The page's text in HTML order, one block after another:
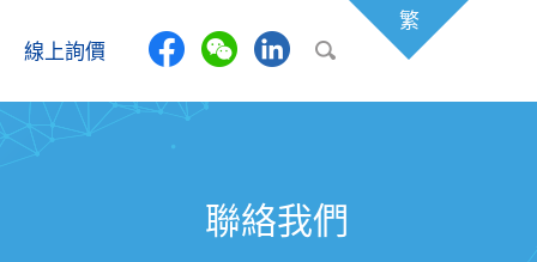
線上詢價
繁
聯絡我們